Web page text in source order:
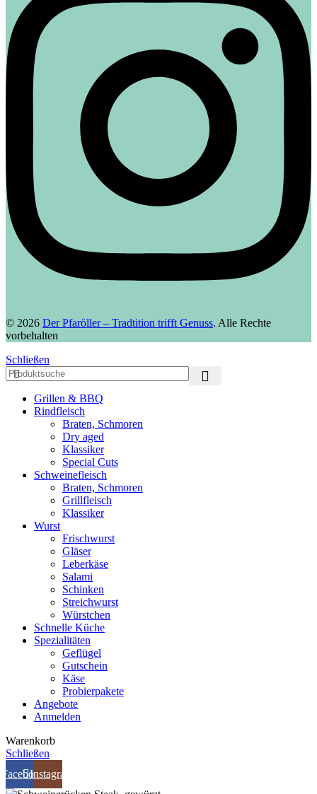
© 2026 Der Pfaröller – Tradtition trifft Genuss. Alle Rechte
vorbehalten
Schließen
Grillen & BBQ
Rindfleisch
Braten, Schmoren
Dry aged
Klassiker
Special Cuts
Schweinefleisch
Braten, Schmoren
Grillfleisch
Klassiker
Wurst
Frischwurst
Gläser
Leberkäse
Salami
Schinken
Streichwurst
Würstchen
Schnelle Küche
Spezialitäten
Geflügel
Gutschein
Käse
Probierpakete
Angebote
Anmelden
Warenkorb
Schließen
FacebookInstagram